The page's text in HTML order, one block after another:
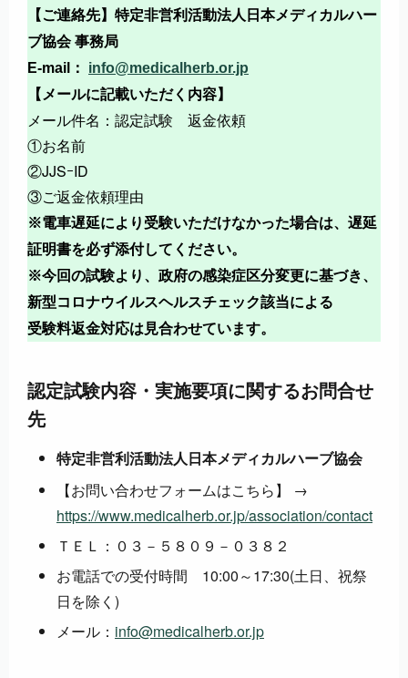
【ご連絡先】特定非営利活動法人日本メディカルハー
ブ協会 事務局
E-mail： info@medicalherb.or.jp
【メールに記載いただく内容】
メール件名：認定試験 返金依頼
①お名前
②JJSｰID
③ご返金依頼理由
※電車遅延により受験いただけなかった場合は、遅延
証明書を必ず添付してください。
※今回の試験より、政府の感染症区分変更に基づき、
新型コロナウイルスヘルスチェック該当による
受験料返金対応は見合わせています。
認定試験内容・実施要項に関するお問合せ
先
特定非営利活動法人日本メディカルハーブ協会
【お問い合わせフォームはこちら】 →
https://www.medicalherb.or.jp/association/contact
ＴＥＬ：０３－５８０９－０３８２
お電話での受付時間 10:00～17:30(土日、祝祭
日を除く)
メール： info@medicalherb.or.jp